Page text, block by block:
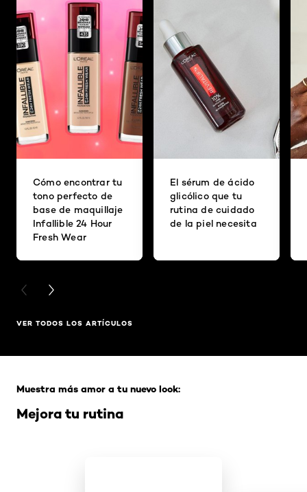
Cómo encontrar tu
tono perfecto de
base de maquillaje
Infallible 24 Hour
Fresh Wear
El sérum de ácido
glicólico que tu
rutina de cuidado
de la piel necesita
PREVIOUS CARD
NEXT CARD
VER TODOS LOS ARTÍCULOS
Mejora tu rutina
Muestra más amor a tu nuevo look: